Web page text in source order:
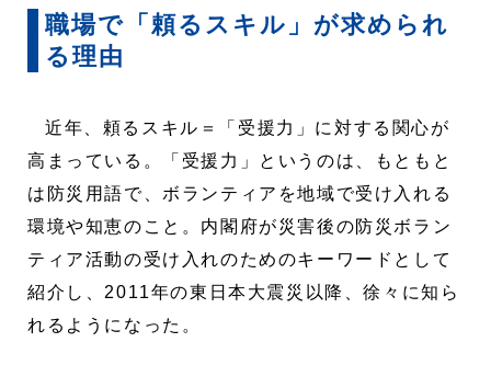
職場で「頼るスキル」が求められ
る理由
近年、頼るスキル＝「受援力」に対する関心が
高まっている。「受援力」というのは、もともと
は防災用語で、ボランティアを地域で受け入れる
環境や知恵のこと。内閣府が災害後の防災ボラン
ティア活動の受け入れのためのキーワードとして
紹介し、2011年の東日本大震災以降、徐々に知ら
れるようになった。